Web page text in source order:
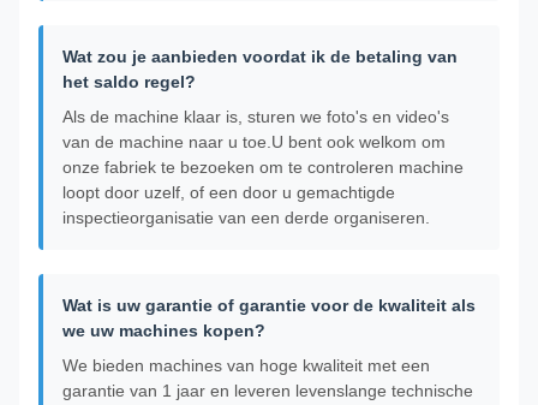
Wat zou je aanbieden voordat ik de betaling van
het saldo regel?
Als de machine klaar is, sturen we foto's en video's
van de machine naar u toe.U bent ook welkom om
onze fabriek te bezoeken om te controleren machine
loopt door uzelf, of een door u gemachtigde
inspectieorganisatie van een derde organiseren.
Wat is uw garantie of garantie voor de kwaliteit als
we uw machines kopen?
We bieden machines van hoge kwaliteit met een
garantie van 1 jaar en leveren levenslange technische